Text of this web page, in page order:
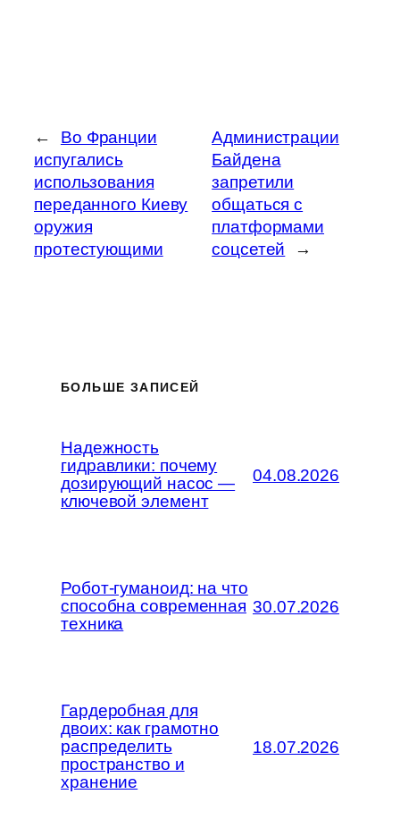
←
Во Франции
испугались
использования
переданного Киеву
оружия
протестующими
Администрации
Байдена
запретили
общаться с
платформами
соцсетей
→
БОЛЬШЕ ЗАПИСЕЙ
Надежность
гидравлики: почему
дозирующий насос —
ключевой элемент
04.08.2026
Робот-гуманоид: на что
способна современная
техника
30.07.2026
Гардеробная для
двоих: как грамотно
распределить
пространство и
хранение
18.07.2026